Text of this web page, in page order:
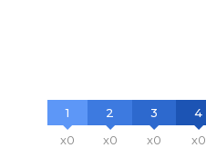
1
x0
2
x0
3
x0
4
x0